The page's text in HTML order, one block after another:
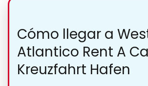
Cómo llegar a
Atlantico Rent A
Kreuzfahrt Hafen